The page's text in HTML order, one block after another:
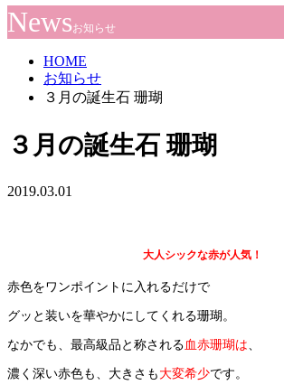
Newsお知らせ
HOME
お知らせ
３月の誕生石 珊瑚
３月の誕生石 珊瑚
2019.03.01
大人シックな赤が人気！
赤色をワンポイントに入れるだけで
グッと装いを華やかにしてくれる珊瑚。
なかでも、最高級品と称される 血赤珊瑚は、
濃く深い赤色も、大きさも 大変希少です。